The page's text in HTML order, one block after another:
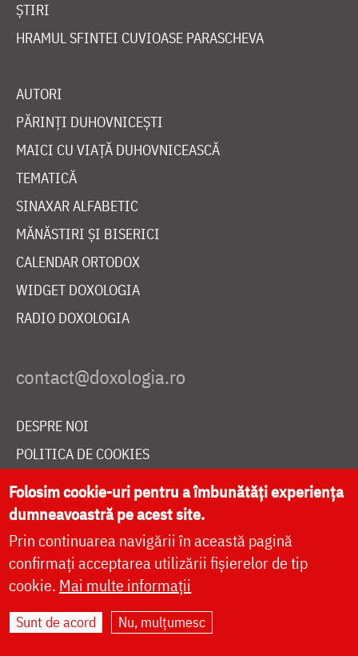
ȘTIRI
HRAMUL SFINTEI CUVIOASE PARASCHEVA
AUTORI
PĂRINȚI DUHOVNICEȘTI
MAICI CU VIAȚĂ DUHOVNICEASCĂ
TEMATICĂ
SINAXAR ALFABETIC
MĂNĂSTIRI ȘI BISERICI
CALENDAR ORTODOX
WIDGET DOXOLOGIA
RADIO DOXOLOGIA
DESPRE NOI
POLITICA DE COOKIES
DONEAZĂ ONLINE PENTRU CATEDRALA NAȚIONALĂ
LIVE
Site dezvoltat deDOXOLOGIA MEDIA
Arhiepiscopia Iașilor | ©
Folosim cookie-uri pentru a îmbunătăți experiența
dumneavoastră pe acest site.
Prin continuarea navigării în această pagină
confirmați acceptarea utilizării fișierelor de tip
cookie. Mai multe informații
Sunt de acord Nu, mulțumesc